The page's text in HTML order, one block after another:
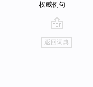
权威例句
go
top
返回词典